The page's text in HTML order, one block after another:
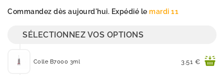
Commandez dès aujourd'hui. Expédié le mardi 11
SÉLECTIONNEZ VOS OPTIONS
Colle B7000 3ml Prix
3.51 €